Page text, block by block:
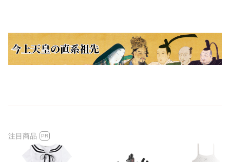
注目商品 PR